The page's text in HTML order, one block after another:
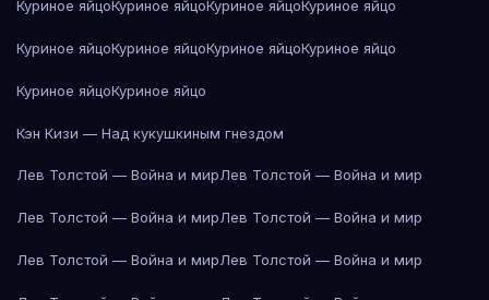
Куриное яйцоКуриное яйцоКуриное яйцоКуриное яйцо
Куриное яйцоКуриное яйцоКуриное яйцоКуриное яйцо
Куриное яйцоКуриное яйцо
Кэн Кизи — Над кукушкиным гнездом
Лев Толстой — Война и мирЛев Толстой — Война и мир
Лев Толстой — Война и мирЛев Толстой — Война и мир
Лев Толстой — Война и мирЛев Толстой — Война и мир